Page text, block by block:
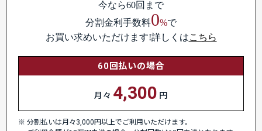
今なら60回まで
分割金利手数料0%で
お買い求めいただけます!詳しくはこちら
60回払いの場合
月々 4,300 円
分割払いは月々3,000円以上でご利用いただけます。